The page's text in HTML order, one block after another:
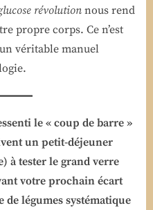
révolution nous rend
propre corps. Ce n’est
véritable manuel
le « coup de barre »
un petit-déjeuner
à tester le grand verre
votre prochain écart
de légumes systématique